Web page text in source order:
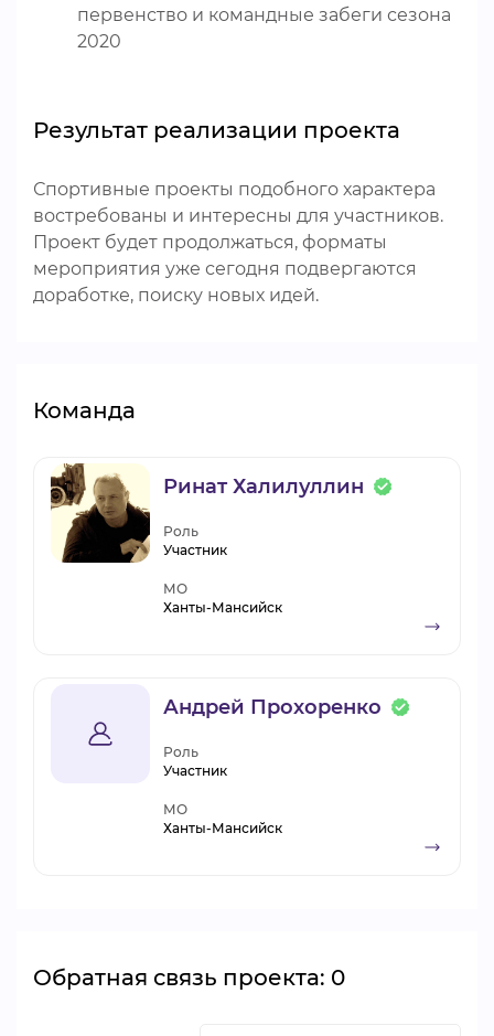
первенство и командные забеги сезона
2020
Результат реализации проекта
Спортивные проекты подобного характера
востребованы и интересны для участников.
Проект будет продолжаться, форматы
мероприятия уже сегодня подвергаются
доработке, поиску новых идей.
Команда
Ринат Халилуллин
Роль
Участник
МО
Ханты-Мансийск
Андрей Прохоренко
Роль
Участник
МО
Ханты-Мансийск
Обратная связь проекта: 0